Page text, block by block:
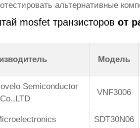
альтернативные
mosfet транзисторов от
Модель
Semiconductor
Co.,LTD
VNF3006
SDT30N06